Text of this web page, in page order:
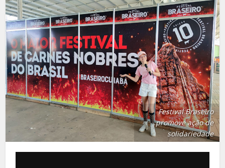
Festival Braseiro
promove ação de
solidariedade